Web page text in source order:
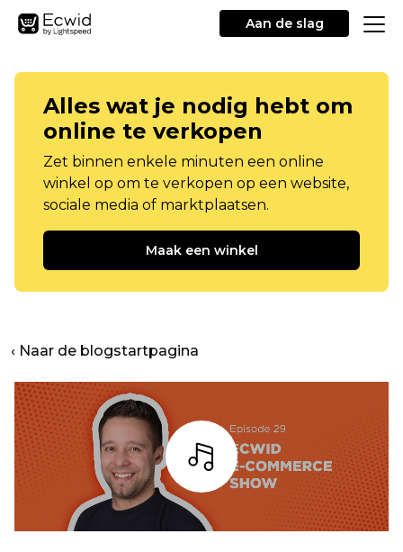
Aan de slag
Alles wat je nodig hebt om
online te verkopen
Zet binnen enkele minuten een online
winkel op om te verkopen op een website,
sociale media of marktplaatsen.
Maak een winkel
‹ Naar de blogstartpagina
Listen